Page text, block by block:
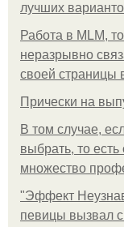
лучших
Работа в MLM,
неразрывно
своей страницы
Прически на
В том случае,
выбрать, то
множество
"Эффект
певицы вызвал